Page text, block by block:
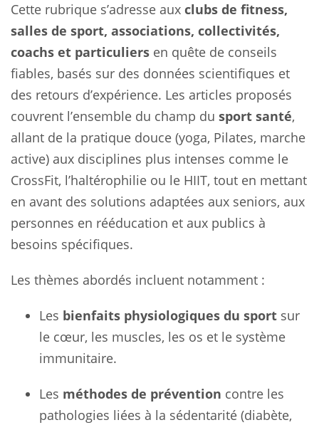
Cette rubrique s’adresse aux clubs de fitness,
salles de sport, associations, collectivités,
coachs et particuliers en quête de conseils
fiables, basés sur des données scientifiques et
des retours d’expérience. Les articles proposés
couvrent l’ensemble du champ du sport santé,
allant de la pratique douce (yoga, Pilates, marche
active) aux disciplines plus intenses comme le
CrossFit, l’haltérophilie ou le HIIT, tout en mettant
en avant des solutions adaptées aux seniors, aux
personnes en rééducation et aux publics à
besoins spécifiques.
Les thèmes abordés incluent notamment :
Les bienfaits physiologiques du sport sur
le cœur, les muscles, les os et le système
immunitaire.
Les méthodes de prévention contre les
pathologies liées à la sédentarité (diabète,